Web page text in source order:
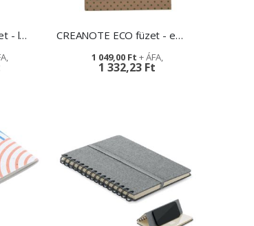
BACCATA jegyzetfüzet - logózható ajándék CREANOTE ECO füzet - egyedi reklámajándék
1 332,23 Ft
1 049,00 Ft